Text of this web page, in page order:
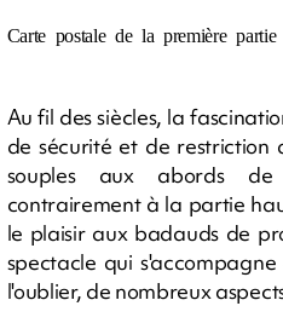
Carte postale de la première
Au fil des siècles, la
de sécurité et de restriction
souples aux abords
contrairement à la partie
le plaisir aux badauds de
spectacle qui
l'oublier, de nombreux